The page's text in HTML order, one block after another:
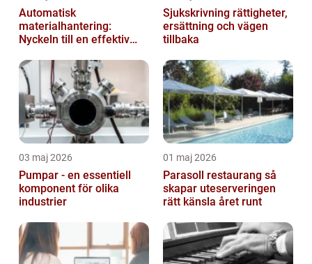
Automatisk
materialhantering:
Nyckeln till en effektiv
Sjukskrivning rättigheter,
ersättning och vägen
tillbaka
03 maj 2026
Pumpar - en essentiell
komponent för olika
industrier
01 maj 2026
Parasoll restaurang så
skapar uteserveringen
rätt känsla året runt